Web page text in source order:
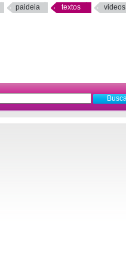
paideia textos videos